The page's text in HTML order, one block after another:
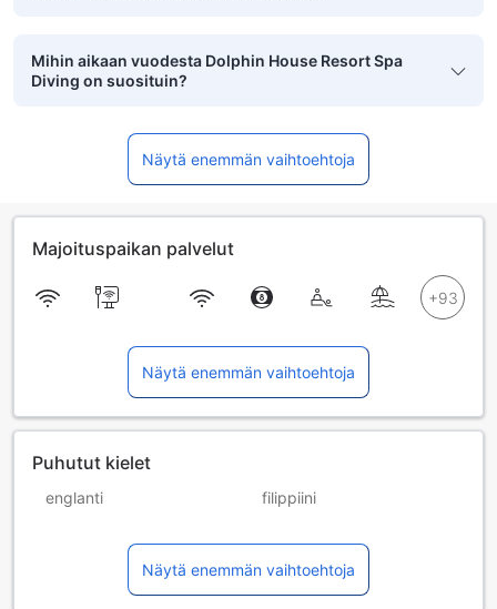
Mihin aikaan vuodesta Dolphin House Resort Spa
Diving on suosituin?
Näytä enemmän vaihtoehtoja
Majoituspaikan palvelut
Näytä enemmän vaihtoehtoja
Puhutut kielet
englanti filippiini
Näytä enemmän vaihtoehtoja